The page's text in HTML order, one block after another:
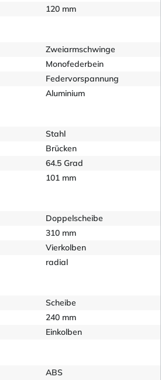
120 mm
Zweiarmschwinge
Monofederbein
Federvorspannung
Aluminium
Stahl
Brücken
64.5 Grad
101 mm
Doppelscheibe
310 mm
Vierkolben
radial
Scheibe
240 mm
Einkolben
ABS